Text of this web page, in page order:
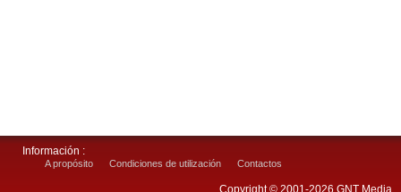
Información :
A propósito Condiciones de utilización Contactos
Copyright © 2001-2026 GNT Media